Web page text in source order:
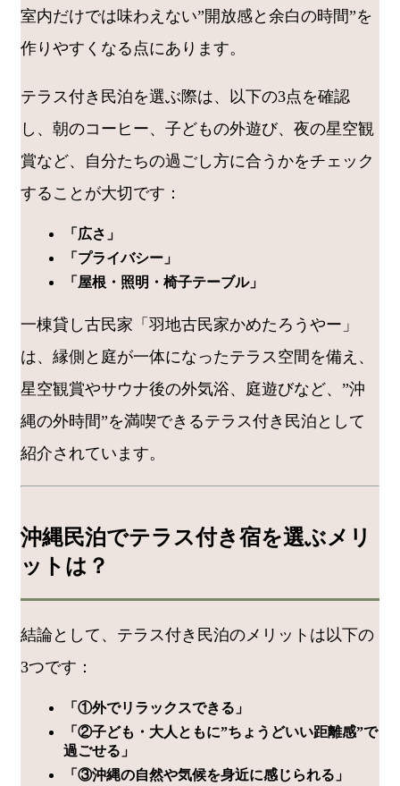
室内だけでは味わえない”開放感と余白の時間”を
作りやすくなる点にあります。
テラス付き民泊を選ぶ際は、以下の3点を確認
し、朝のコーヒー、子どもの外遊び、夜の星空観
賞など、自分たちの過ごし方に合うかをチェック
することが大切です：
「広さ」
「プライバシー」
「屋根・照明・椅子テーブル」
一棟貸し古民家「羽地古民家かめたろうやー」
は、縁側と庭が一体になったテラス空間を備え、
星空観賞やサウナ後の外気浴、庭遊びなど、”沖
縄の外時間”を満喫できるテラス付き民泊として
紹介されています。
沖縄民泊でテラス付き宿を選ぶメリ
ットは？
結論として、テラス付き民泊のメリットは以下の
3つです：
「①外でリラックスできる」
「②子ども・大人ともに”ちょうどいい距離感”で
過ごせる」
「③沖縄の自然や気候を身近に感じられる」